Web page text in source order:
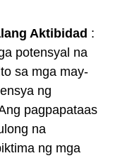
Aktibidad :
potensyal na
sa mga may-
ng
pagpapataas
na
ng mga